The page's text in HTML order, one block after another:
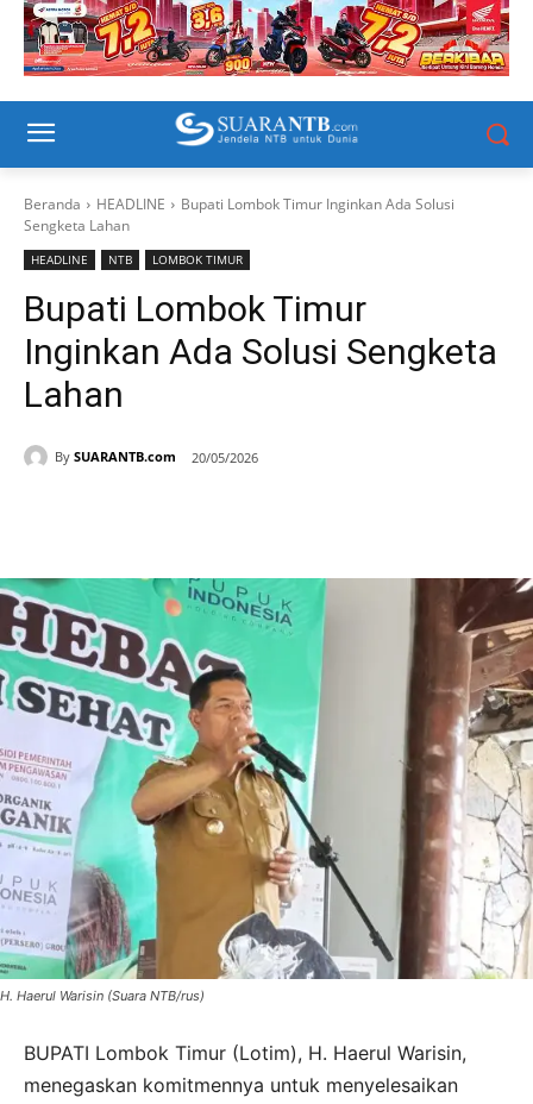
Beranda HEADLINE
Bupati Lombok Timur Inginkan Ada Solusi
Sengketa Lahan
HEADLINE NTB LOMBOK TIMUR
Bupati Lombok Timur
Inginkan Ada Solusi Sengketa
Lahan
By SUARANTB.com 20/05/2026
H. Haerul Warisin (Suara NTB/rus)
BUPATI Lombok Timur (Lotim), H. Haerul Warisin,
menegaskan komitmennya untuk menyelesaikan